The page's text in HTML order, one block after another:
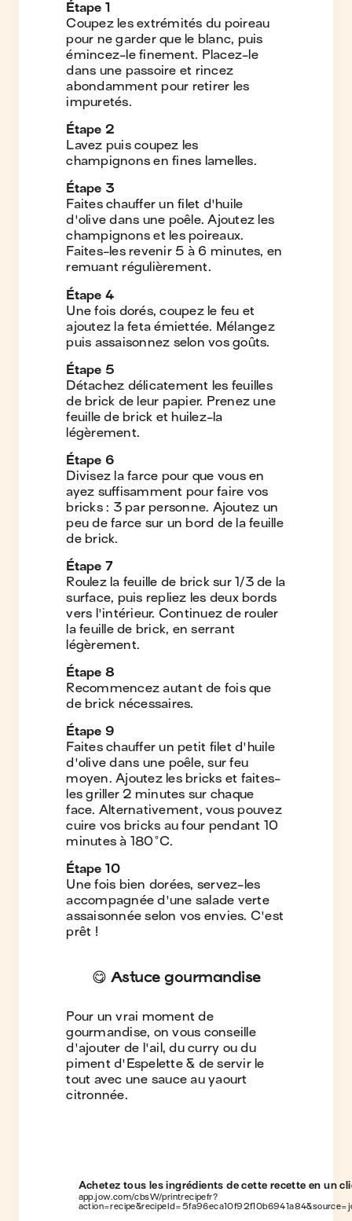
Étape 1
Coupez les extrémités du poireau
pour ne garder que le blanc, puis
émincez-le finement. Placez-le
dans une passoire et rincez
abondamment pour retirer les
impuretés.
Étape 2
Lavez puis coupez les
champignons en fines lamelles.
Étape 3
Faites chauffer un filet d'huile
d'olive dans une poêle. Ajoutez les
champignons et les poireaux.
Faites-les revenir 5 à 6 minutes, en
remuant régulièrement.
Étape 4
Une fois dorés, coupez le feu et
ajoutez la feta émiettée. Mélangez
puis assaisonnez selon vos goûts.
Étape 5
Détachez délicatement les feuilles
de brick de leur papier. Prenez une
feuille de brick et huilez-la
légèrement.
Étape 6
Divisez la farce pour que vous en
ayez suffisamment pour faire vos
bricks : 3 par personne. Ajoutez un
peu de farce sur un bord de la feuille
de brick.
Étape 7
Roulez la feuille de brick sur 1/3 de la
surface, puis repliez les deux bords
vers l'intérieur. Continuez de rouler
la feuille de brick, en serrant
légèrement.
Étape 8
Recommencez autant de fois que
de brick nécessaires.
Étape 9
Faites chauffer un petit filet d'huile
d'olive dans une poêle, sur feu
moyen. Ajoutez les bricks et faites-
les griller 2 minutes sur chaque
face. Alternativement, vous pouvez
cuire vos bricks au four pendant 10
minutes à 180°C.
Étape 10
Une fois bien dorées, servez-les
accompagnée d'une salade verte
assaisonnée selon vos envies. C'est
prêt !
😋 Astuce gourmandise
Pour un vrai moment de
gourmandise, on vous conseille
d'ajouter de l'ail, du curry ou du
piment d'Espelette & de servir le
tout avec une sauce au yaourt
citronnée.
Achetez tous les ingrédients de cette recette en un
app.jow.com/cbsW/printrecipefr?